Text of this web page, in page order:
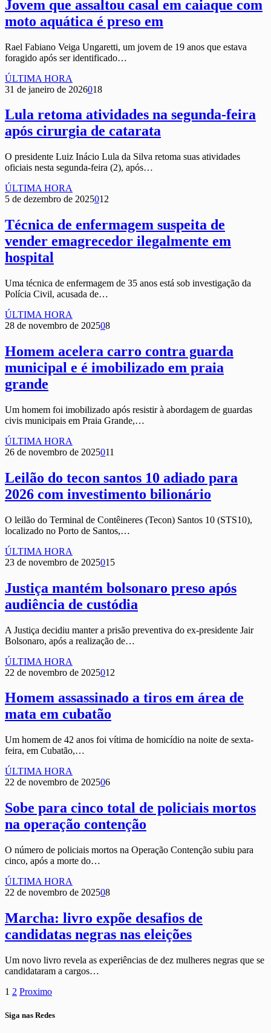
Jovem que assaltou casal em caiaque com
moto aquática é preso em
Rael Fabiano Veiga Ungaretti, um jovem de 19 anos que estava
foragido após ser identificado…
ÚLTIMA HORA
31 de janeiro de 2026018
Lula retoma atividades na segunda-feira
após cirurgia de catarata
O presidente Luiz Inácio Lula da Silva retoma suas atividades
oficiais nesta segunda-feira (2), após…
ÚLTIMA HORA
5 de dezembro de 2025012
Técnica de enfermagem suspeita de
vender emagrecedor ilegalmente em
hospital
Uma técnica de enfermagem de 35 anos está sob investigação da
Polícia Civil, acusada de…
ÚLTIMA HORA
28 de novembro de 202508
Homem acelera carro contra guarda
municipal e é imobilizado em praia
grande
Um homem foi imobilizado após resistir à abordagem de guardas
civis municipais em Praia Grande,…
ÚLTIMA HORA
26 de novembro de 2025011
Leilão do tecon santos 10 adiado para
2026 com investimento bilionário
O leilão do Terminal de Contêineres (Tecon) Santos 10 (STS10),
localizado no Porto de Santos,…
ÚLTIMA HORA
23 de novembro de 2025015
Justiça mantém bolsonaro preso após
audiência de custódia
A Justiça decidiu manter a prisão preventiva do ex-presidente Jair
Bolsonaro, após a realização de…
ÚLTIMA HORA
22 de novembro de 2025012
Homem assassinado a tiros em área de
mata em cubatão
Um homem de 42 anos foi vítima de homicídio na noite de sexta-
feira, em Cubatão,…
ÚLTIMA HORA
22 de novembro de 202506
Sobe para cinco total de policiais mortos
na operação contenção
O número de policiais mortos na Operação Contenção subiu para
cinco, após a morte do…
ÚLTIMA HORA
22 de novembro de 202508
Marcha: livro expõe desafios de
candidatas negras nas eleições
Um novo livro revela as experiências de dez mulheres negras que se
candidataram a cargos…
1 2 Proximo
Siga nas Redes